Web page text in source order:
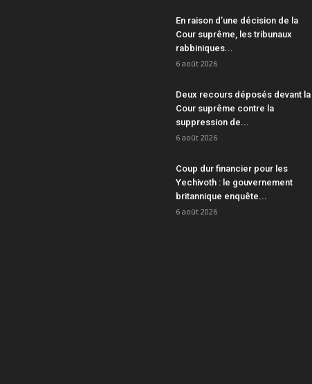
En raison d’une décision de la
Cour suprême, les tribunaux
rabbiniques...
6 août 2026
Deux recours déposés devant la
Cour suprême contre la
suppression de...
6 août 2026
Coup dur financier pour les
Yechivoth : le gouvernement
britannique enquête...
6 août 2026